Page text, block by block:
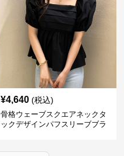
¥4,640 (税込)
骨格ウェーブスクエアネックタ
ックデザインパフスリーブブラ